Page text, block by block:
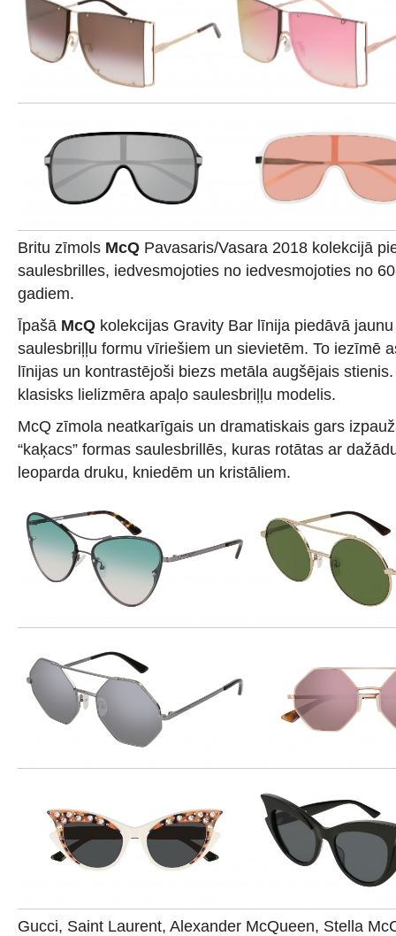
Britu zīmols McQ Pavasaris/Vasara 2018 kolekcijā
saulesbrilles, iedvesmojoties no iedvesmojoties no
gadiem.
Īpašā McQ kolekcijas Gravity Bar līnija piedāvā
saulesbriļļu formu vīriešiem un sievietēm. To iezīmē
līnijas un kontrastējoši biezs metāla augšējais
klasisks lielizmēra apaļo saulesbriļļu modelis.
McQ zīmola neatkarīgais un dramatiskais gars
“kaķacs” formas saulesbrillēs, kuras rotātas ar
leoparda druku, kniedēm un kristāliem.
Gucci, Saint Laurent, Alexander McQueen, Stella